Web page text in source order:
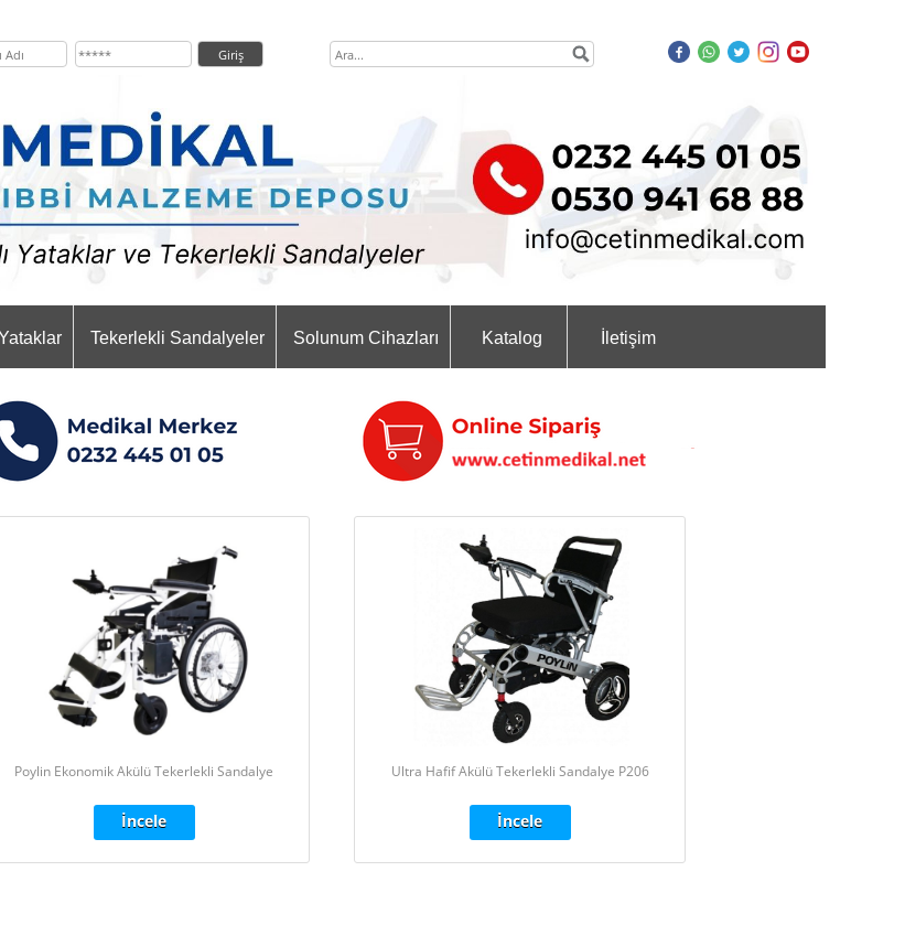
Tekerlekli Sandalyeler Solunum Cihazları Katalog İletişim
Poylin Ekonomik Akülü Tekerlekli Sandalye
İncele
Ultra Hafif Akülü Tekerlekli Sandalye P206
İncele